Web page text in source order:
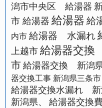
潟市中央区 給湯器
市 給湯器 給湯器 給
内市 給湯器 水漏れ
上越市 給湯器交
市 給湯器交換 新潟
器交換工事 新潟県三条市
給湯器交換水漏れ
新潟県、
給湯器交換